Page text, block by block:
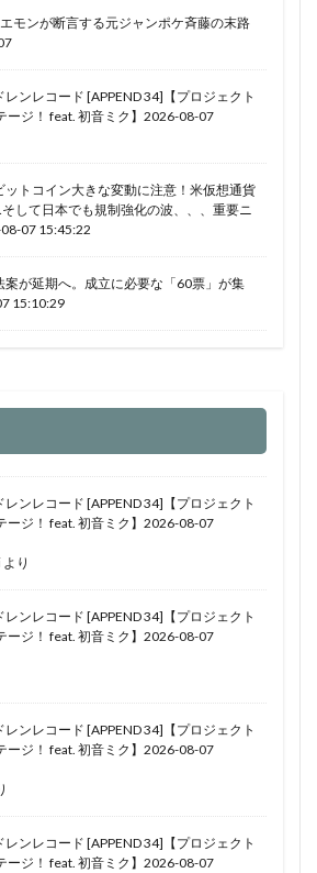
モンが断言する元ジャンポケ斉藤の末路
レンレコード [APPEND 34]【プロジェクト
ージ！ feat. 初音ミク】2026-08-07
ットコイン大きな変動に注意！米仮想通貨
して日本でも規制強化の波、、、重要ニ
07 15:45:22
案が延期へ。成立に必要な「60票」が集
15:10:29
レンレコード [APPEND 34]【プロジェクト
ージ！ feat. 初音ミク】2026-08-07
より
レンレコード [APPEND 34]【プロジェクト
ージ！ feat. 初音ミク】2026-08-07
レンレコード [APPEND 34]【プロジェクト
ージ！ feat. 初音ミク】2026-08-07
レンレコード [APPEND 34]【プロジェクト
ージ！ feat. 初音ミク】2026-08-07